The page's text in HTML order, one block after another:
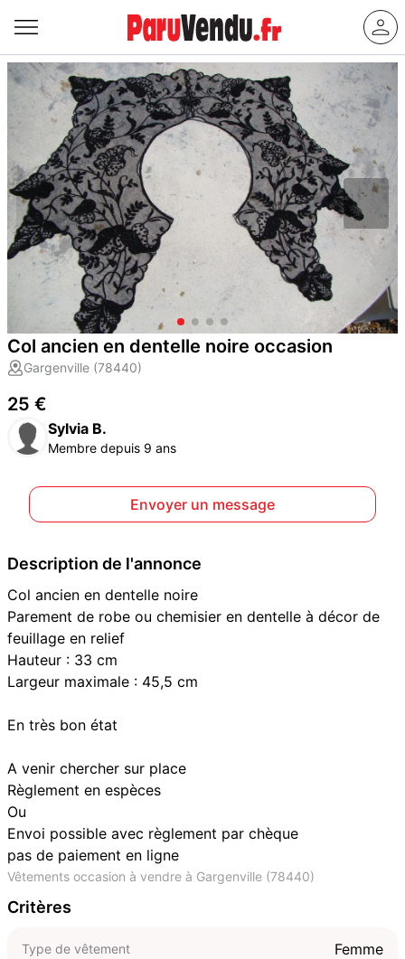
Col ancien en dentelle noire occasion
Gargenville (78440)
25 €
Sylvia B.
Membre depuis 9 ans
Envoyer un message
Description de l'annonce
Col ancien en dentelle noire
Parement de robe ou chemisier en dentelle à décor de
feuillage en relief
Hauteur : 33 cm
Largeur maximale : 45,5 cm
En très bon état
A venir chercher sur place
Règlement en espèces
Ou
Envoi possible avec règlement par chèque
pas de paiement en ligne
Vêtements occasion à vendre à Gargenville (78440)
Critères
Type de vêtement Femme